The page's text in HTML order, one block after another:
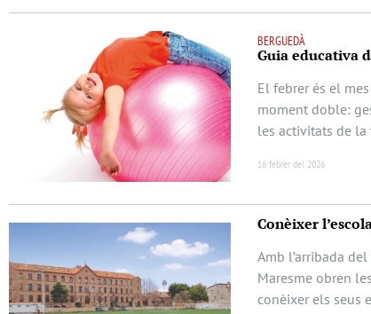
BERGUEDÀ
Guia educativa
El febrer és el
moment doble:
les activitats de
16 febrer del 2026
Conèixer
Amb l’arribada
Maresme obren
conèixer els seus